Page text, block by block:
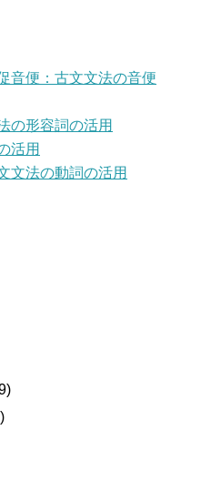
音便：古文文法の音便
の形容詞の活用
活用
文法の動詞の活用